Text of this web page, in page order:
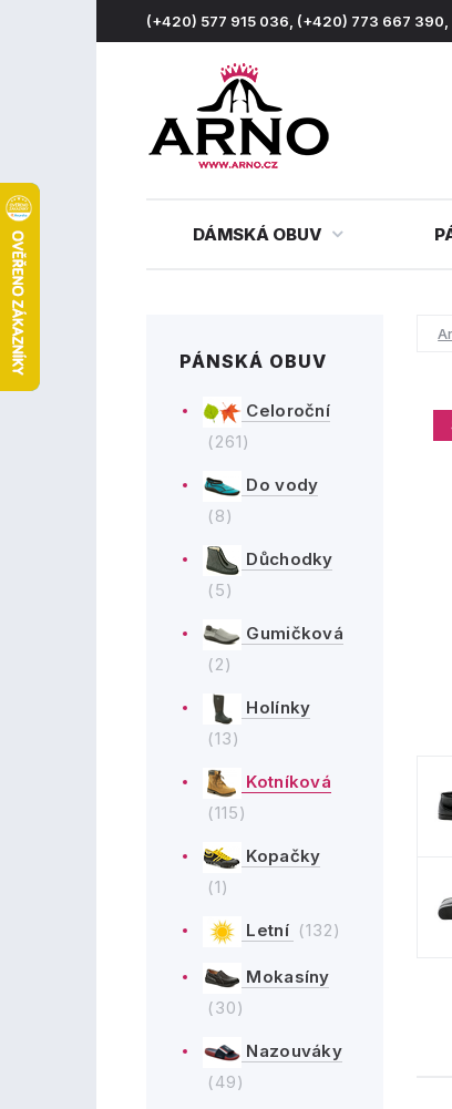
(+420) 577 915 036, (+420) 773 667 390,
DÁMSKÁ OBUV
PÁNSKÁ OBUV
Celoroční
(261)
Do vody
(8)
Důchodky
(5)
Gumičková
(2)
Holínky
(13)
Kotníková
(115)
Kopačky
(1)
Letní (132)
Mokasíny
(30)
Nazouváky
(49)